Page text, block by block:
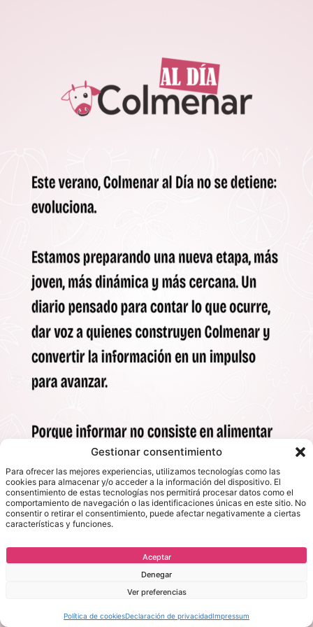
Gestionar consentimiento
Para ofrecer las mejores experiencias, utilizamos tecnologías como las
cookies para almacenar y/o acceder a la información del dispositivo. El
consentimiento de estas tecnologías nos permitirá procesar datos como el
comportamiento de navegación o las identificaciones únicas en este sitio. No
consentir o retirar el consentimiento, puede afectar negativamente a ciertas
características y funciones.
Aceptar
Denegar
Ver preferencias
Política de cookiesDeclaración de privacidadImpressum